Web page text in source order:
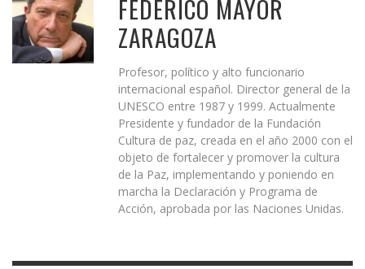
FEDERICO MAYOR
ZARAGOZA
Profesor, político y alto funcionario
internacional español. Director general de la
UNESCO entre 1987 y 1999. Actualmente
Presidente y fundador de la Fundación
Cultura de paz, creada en el año 2000 con el
objeto de fortalecer y promover la cultura
de la Paz, implementando y poniendo en
marcha la Declaración y Programa de
Acción, aprobada por las Naciones Unidas.